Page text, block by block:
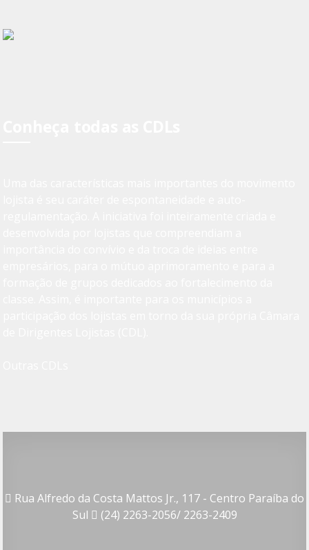
Rua Alfredo da Costa Mattos Jr., 117 - Centro Paraíba do
Sul
(24) 2263-2056/ 2263-2409